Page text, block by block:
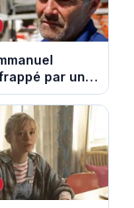
par un
: son
en fumée